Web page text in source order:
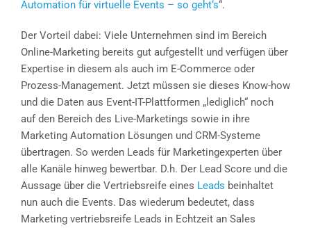
Automation für virtuelle Events – so geht‘s“.
Der Vorteil dabei: Viele Unternehmen sind im Bereich
Online-Marketing bereits gut aufgestellt und verfügen über
Expertise in diesem als auch im E-Commerce oder
Prozess-Management. Jetzt müssen sie dieses Know-how
und die Daten aus Event-IT-Plattformen „lediglich“ noch
auf den Bereich des Live-Marketings sowie in ihre
Marketing Automation Lösungen und CRM-Systeme
übertragen. So werden Leads für Marketingexperten über
alle Kanäle hinweg bewertbar. D.h. Der Lead Score und die
Aussage über die Vertriebsreife eines Leads beinhaltet
nun auch die Events. Das wiederum bedeutet, dass
Marketing vertriebsreife Leads in Echtzeit an Sales